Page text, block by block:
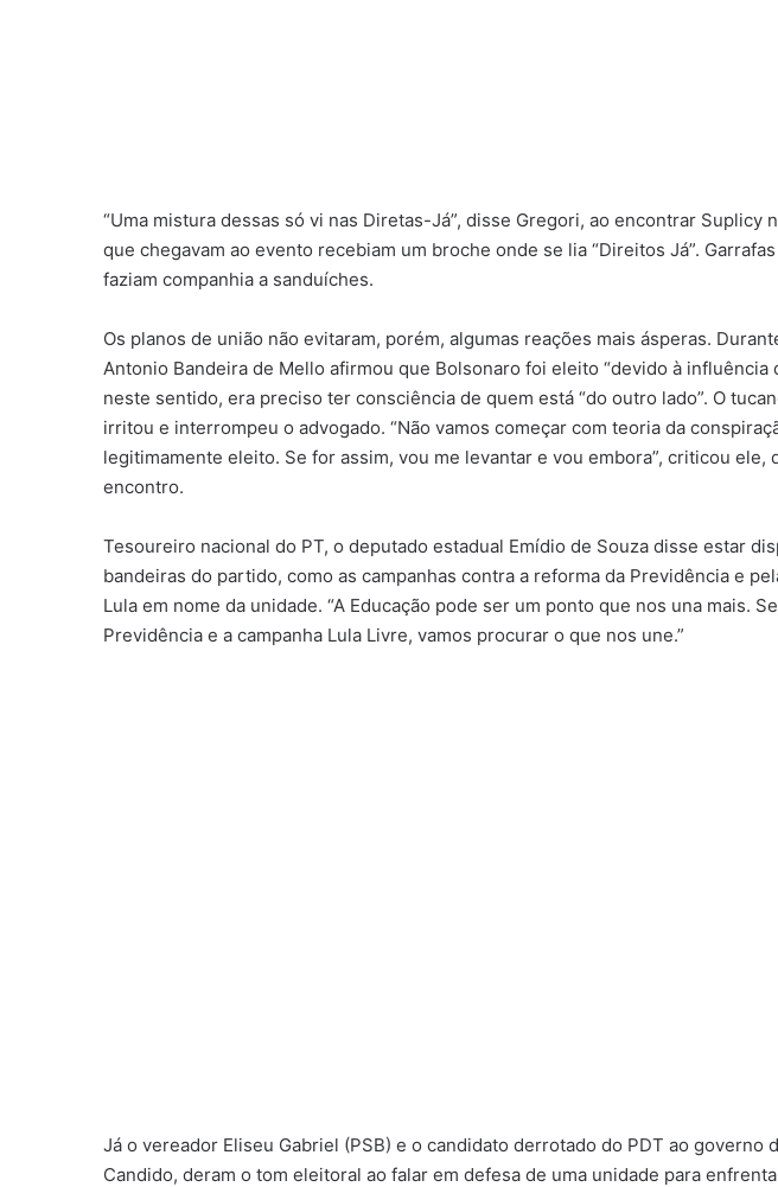
“Uma mistura dessas só vi nas Diretas-Já”, disse Gregori, ao encontrar Suplicy
que chegavam ao evento recebiam um broche onde se lia “Direitos Já”.
faziam companhia a sanduíches.
Os planos de união não evitaram, porém, algumas reações mais ásperas.
Antonio Bandeira de Mello afirmou que Bolsonaro foi eleito “devido à influência
neste sentido, era preciso ter consciência de quem está “do outro lado”. O
irritou e interrompeu o advogado. “Não vamos começar com teoria da
legitimamente eleito. Se for assim, vou me levantar e vou embora”, criticou ele,
encontro.
Tesoureiro nacional do PT, o deputado estadual Emídio de Souza disse estar
bandeiras do partido, como as campanhas contra a reforma da Previdência e
Lula em nome da unidade. “A Educação pode ser um ponto que nos una mais.
Previdência e a campanha Lula Livre, vamos procurar o que nos une.”
Já o vereador Eliseu Gabriel (PSB) e o candidato derrotado do PDT ao governo
Candido, deram o tom eleitoral ao falar em defesa de uma unidade para